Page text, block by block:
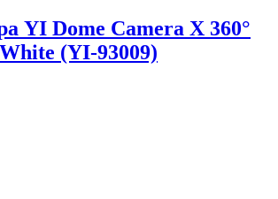
YI Dome Camera X 360°
(YI-93009)